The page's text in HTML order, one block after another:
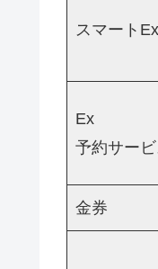
スマートEx
Ex
予約サービ
金券